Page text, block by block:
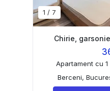
1 / 7
Chirie,
Apartament cu
Berceni,